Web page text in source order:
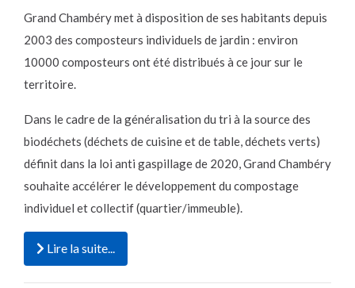
Grand Chambéry met à disposition de ses habitants depuis
2003 des composteurs individuels de jardin : environ
10000 composteurs ont été distribués à ce jour sur le
territoire.
Dans le cadre de la généralisation du tri à la source des
biodéchets (déchets de cuisine et de table, déchets verts)
définit dans la loi anti gaspillage de 2020, Grand Chambéry
souhaite accélérer le développement du compostage
individuel et collectif (quartier/immeuble).
Lire la suite...